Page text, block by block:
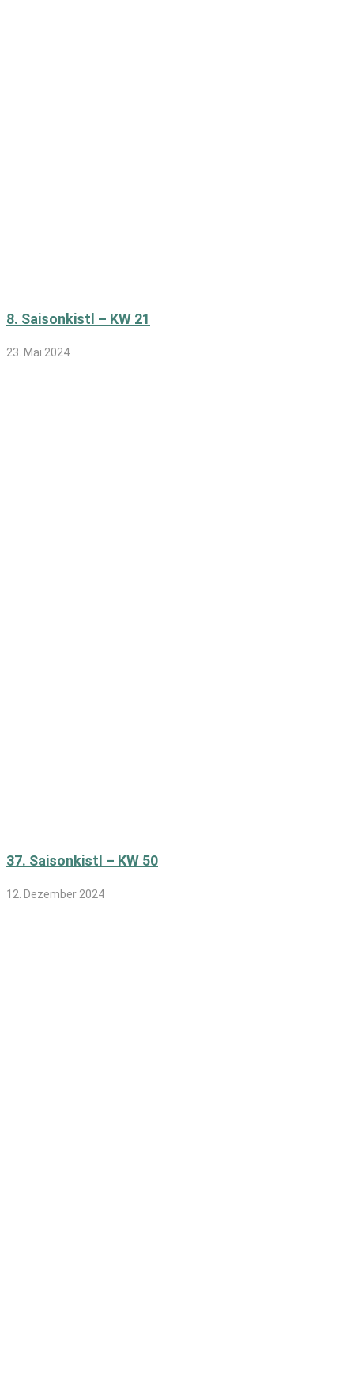
8. Saisonkistl – KW 21
23. Mai 2024
37. Saisonkistl – KW 50
12. Dezember 2024